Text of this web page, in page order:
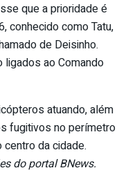
que a prioridade é
conhecido como Tatu,
de Deisinho.
ao Comando
atuando, além
fugitivos no perímetro
da cidade.
do portal BNews.